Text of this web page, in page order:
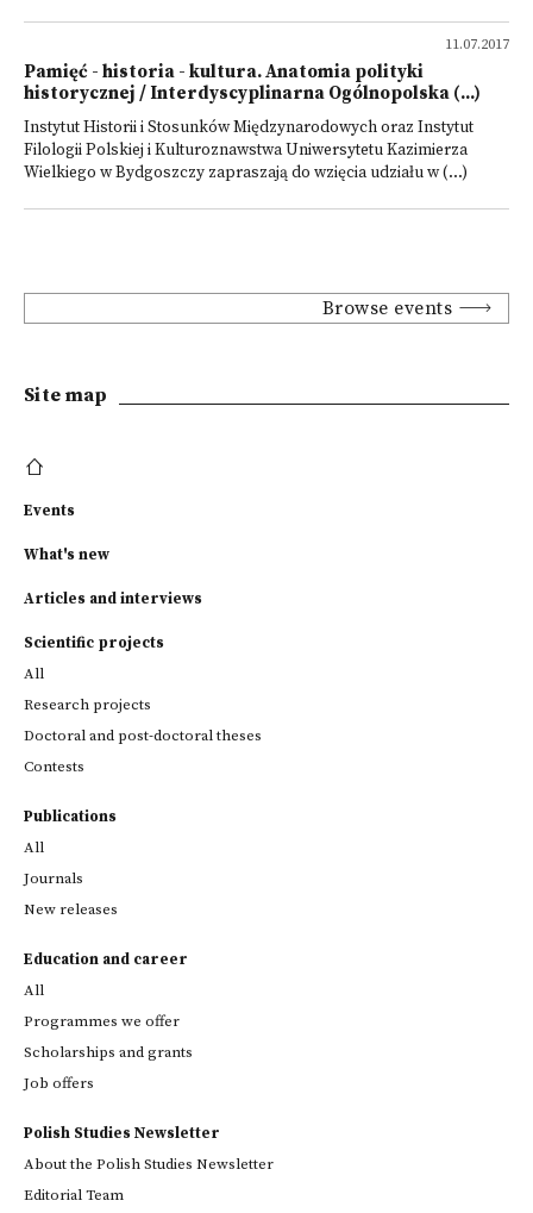
11.07.2017
Pamięć - historia - kultura. Anatomia polityki
historycznej / Interdyscyplinarna Ogólnopolska (...)
Instytut Historii i Stosunków Międzynarodowych oraz Instytut
Filologii Polskiej i Kulturoznawstwa Uniwersytetu Kazimierza
Wielkiego w Bydgoszczy zapraszają do wzięcia udziału w (...)
Browse events
Site map
Events
What's new
Articles and interviews
Scientific projects
All
Research projects
Doctoral and post-doctoral theses
Contests
Publications
All
Journals
New releases
Education and career
All
Programmes we offer
Scholarships and grants
Job offers
Polish Studies Newsletter
About the Polish Studies Newsletter
Editorial Team